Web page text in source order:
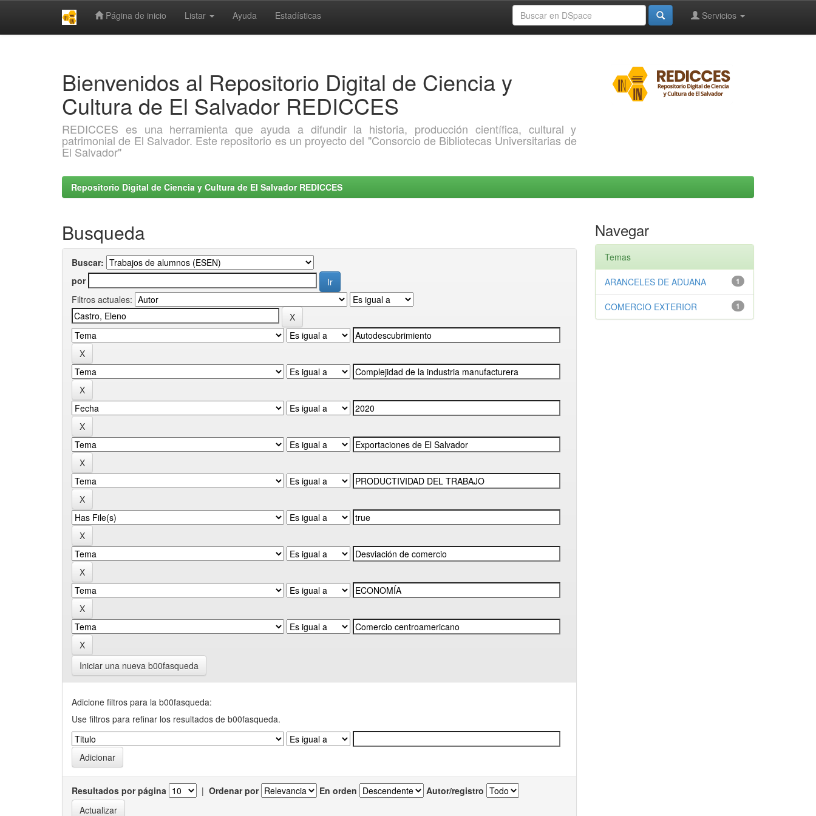
Página de inicio Listar Ayuda Estadísticas Servicios
Bienvenidos al Repositorio Digital de Ciencia y
Cultura de El Salvador REDICCES
REDICCES es una herramienta que ayuda a difundir la historia, producción científica, cultural y
patrimonial de El Salvador. Este repositorio es un proyecto del "Consorcio de Bibliotecas Universitarias de
El Salvador"
Repositorio Digital de Ciencia y Cultura de El Salvador REDICCES
Busqueda
Buscar:
por
Filtros actuales:
Iniciar una nueva b00fasqueda
Adicione filtros para la b00fasqueda:
Use filtros para refinar los resultados de b00fasqueda.
Resultados por página | Ordenar por En orden Autor/registro
Navegar
Temas
1
ARANCELES DE ADUANA
1
COMERCIO EXTERIOR